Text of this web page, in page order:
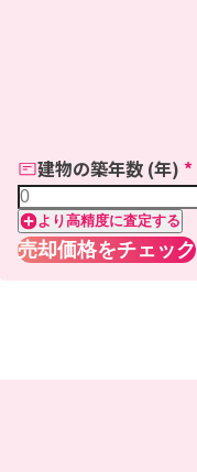
建物の築年数 (年) *
より高精度に査定する
売却価格をチェック